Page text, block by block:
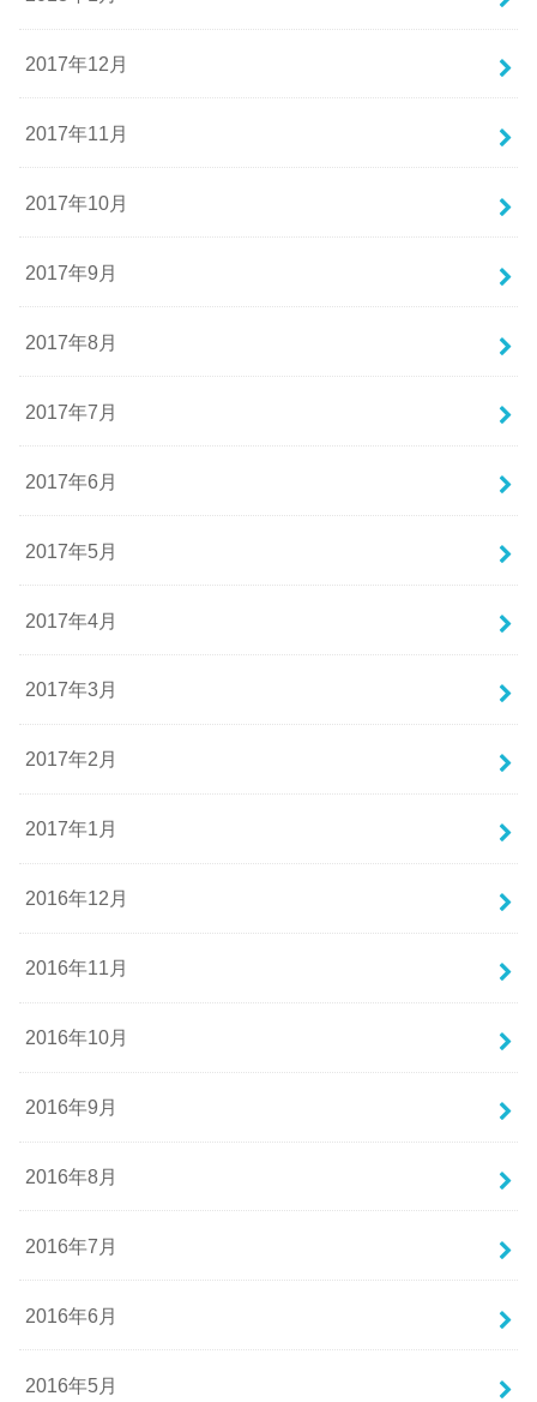
2017年12月
2017年11月
2017年10月
2017年9月
2017年8月
2017年7月
2017年6月
2017年5月
2017年4月
2017年3月
2017年2月
2017年1月
2016年12月
2016年11月
2016年10月
2016年9月
2016年8月
2016年7月
2016年6月
2016年5月